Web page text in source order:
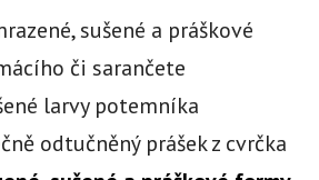
sušené a práškové
či sarančete
larvy potemníka
odtučněný prášek z cvrčka